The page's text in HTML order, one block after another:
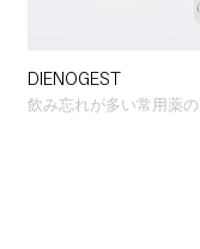
DIENOGEST
飲み忘れが多い常用薬